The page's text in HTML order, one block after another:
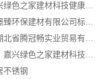
同城专业家装团队环保，嘉兴绿色之家建材科技健康居家
新郑住宅装修靠谱吗，河南璟臻环保建材有限公司标准化施工
锈钢